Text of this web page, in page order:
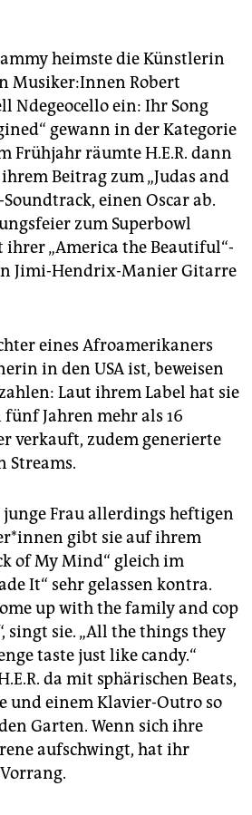
heimste die Künstlerin
Mu­si­ke­r:In­nen Robert
Ndegeocello ein: Ihr Song
gewann in der Kategorie
Frühjahr räumte H.E.R. dann
Beitrag zum „Judas and
einen Oscar ab.
zum Superbowl
ihrer „America the Beautiful“-
Jimi-Hendrix-Manier Gitarre
eines Afroamerikaners
in den USA ist, beweisen
Laut ihrem Label hat sie
Jahren mehr als 16
verkauft, zudem generierte
Streams.
Frau allerdings heftigen
gibt sie auf ihrem
of My Mind“ gleich im
It“ sehr gelassen kontra.
up with the family and cop
singt sie. „All the things they
taste just like candy.“
da mit sphärischen Beats,
und einem Klavier-Outro so
Garten. Wenn sich ihre
aufschwingt, hat ihr